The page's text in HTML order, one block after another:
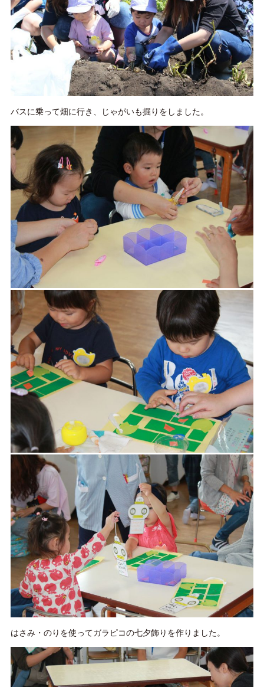
バスに乗って畑に行き、じゃがいも掘りをしました。
はさみ・のりを使ってガラピコの七夕飾りを作りました。